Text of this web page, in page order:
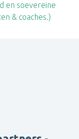
en soevereine
& coaches.)